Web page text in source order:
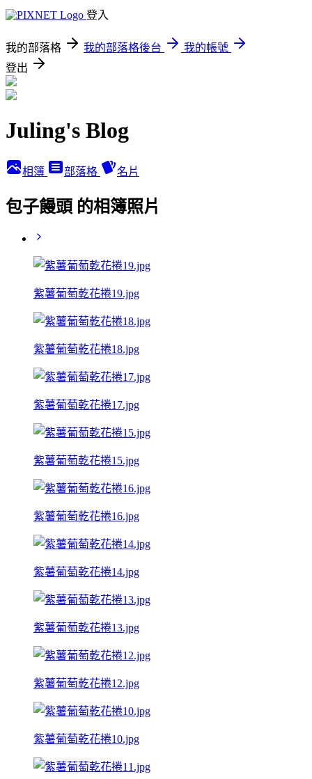
登入
我的部落格 我的部落格後台
我的帳號
登出
Juling's Blog
相簿 部落格 名片
包子饅頭 的相簿照片
紫薯葡萄乾花捲19.jpg
紫薯葡萄乾花捲18.jpg
紫薯葡萄乾花捲17.jpg
紫薯葡萄乾花捲15.jpg
紫薯葡萄乾花捲16.jpg
紫薯葡萄乾花捲14.jpg
紫薯葡萄乾花捲13.jpg
紫薯葡萄乾花捲12.jpg
紫薯葡萄乾花捲10.jpg